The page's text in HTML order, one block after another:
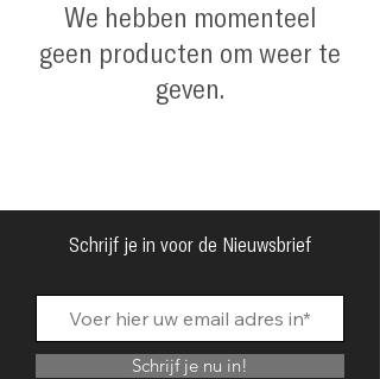
We hebben momenteel
geen producten om weer te
geven.
Schrijf je in voor de Nieuwsbrief
Schrijf je nu in!